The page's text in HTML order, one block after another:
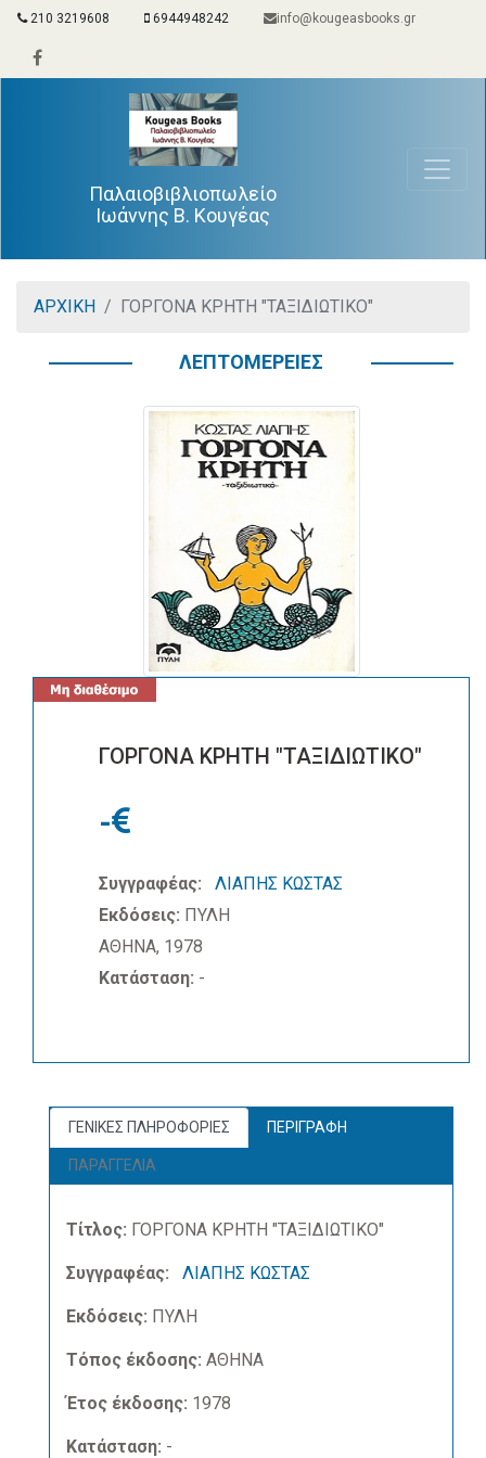
210 3219608 6944948242 info@kougeasbooks.gr
Παλαιοβιβλιοπωλείο
Ιωάννης Β. Κουγέας
ΑΡΧΙΚΗ ΓΟΡΓΟΝΑ ΚΡΗΤΗ "ΤΑΞΙΔΙΩΤΙΚΟ"
ΛΕΠΤΟΜΕΡΕΙΕΣ
ΓΟΡΓΟΝΑ ΚΡΗΤΗ "ΤΑΞΙΔΙΩΤΙΚΟ"
-
Συγγραφέας:
ΛΙΑΠΗΣ ΚΩΣΤΑΣ
Εκδόσεις: ΠΥΛΗ
ΑΘΗΝΑ, 1978
Κατάσταση: -
ΓΕΝΙΚΕΣ ΠΛΗΡΟΦΟΡΙΕΣ ΠΕΡΙΓΡΑΦΗ
ΠΑΡΑΓΓΕΛΙΑ
Τίτλος: ΓΟΡΓΟΝΑ ΚΡΗΤΗ "ΤΑΞΙΔΙΩΤΙΚΟ"
Συγγραφέας: ΛΙΑΠΗΣ ΚΩΣΤΑΣ
Εκδόσεις: ΠΥΛΗ
Τόπος έκδοσης: ΑΘΗΝΑ
Έτος έκδοσης: 1978
Κατάσταση: -